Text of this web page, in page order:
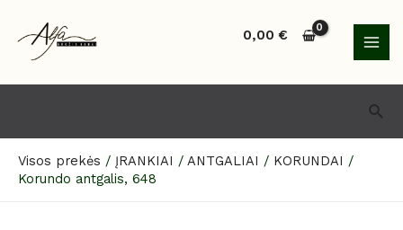
turinio
0,00€
Visos prekės / ĮRANKIAI / ANTGALIAI / KORUNDAI /
Korundo antgalis, 648